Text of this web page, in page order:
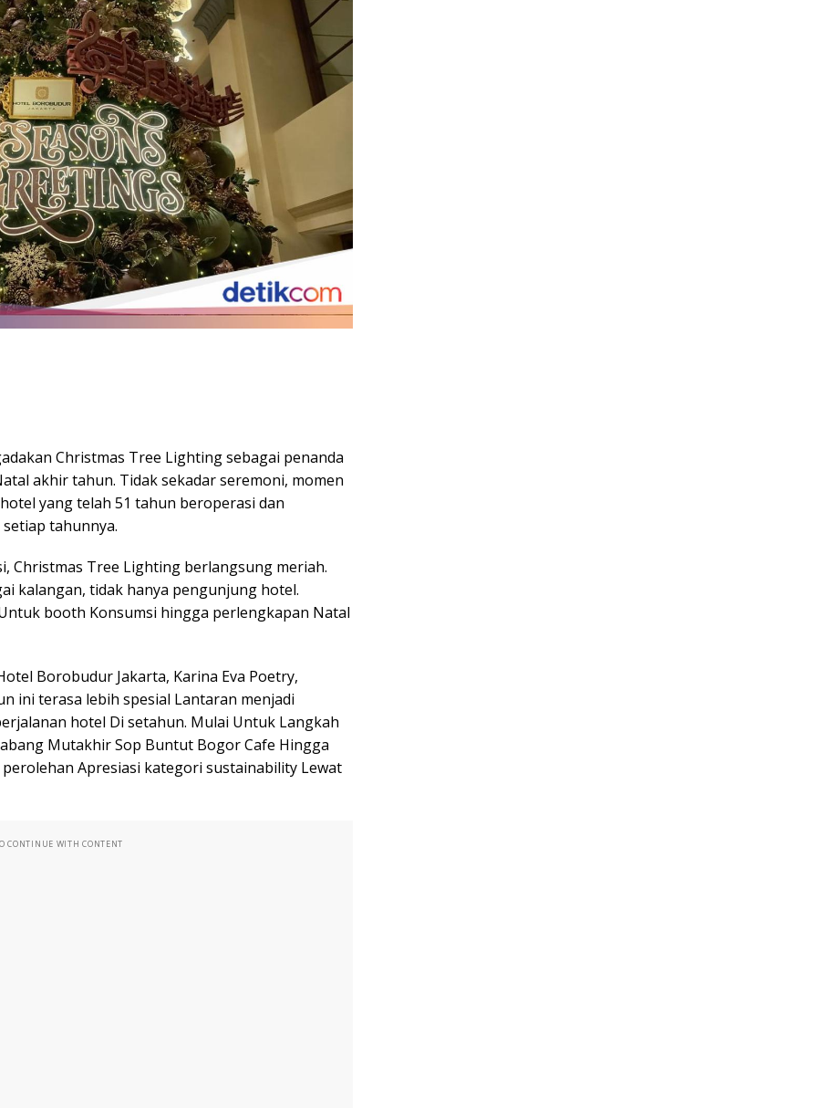
Christmas Tree Lighting sebagai penanda
akhir tahun. Tidak sekadar seremoni, momen
yang telah 51 tahun beroperasi dan
tahunnya.
Christmas Tree Lighting berlangsung meriah.
kalangan, tidak hanya pengunjung hotel.
booth Konsumsi hingga perlengkapan Natal
Borobudur Jakarta, Karina Eva Poetry,
ini terasa lebih spesial Lantaran menjadi
hotel Di setahun. Mulai Untuk Langkah
Mutakhir Sop Buntut Bogor Cafe Hingga
Apresiasi kategori sustainability Lewat
CONTINUE WITH CONTENT